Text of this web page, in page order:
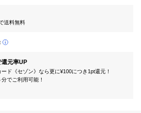
送料無料
還元率UP
ド《セゾン》なら更に¥100につき1pt還元！
でご利用可能！